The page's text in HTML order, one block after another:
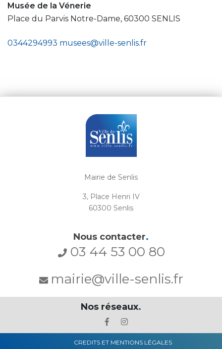
Musée de la Vénerie
Place du Parvis Notre-Dame, 60300 SENLIS
0344294993 musees@ville-senlis.fr
Mairie de Senlis
3, Place Henri IV
60300 Senlis
Nous contacter.
03 44 53 00 80
mairie@ville-senlis.fr
Nos réseaux.
CREDITS ET MENTIONS LÉGALES